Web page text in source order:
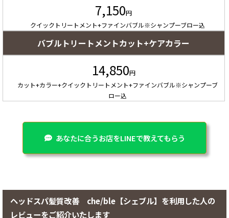
7,150円
クイックトリートメント+ファインバブル※シャンプーブロー込
バブルトリートメントカット+ケアカラー
14,850円
カット+カラー+クイックトリートメント+ファインバブル※シャンプーブ
ロー込
あなたに合うお店をLINEで教えてもらう
ヘッドスパ髪質改善 che/ble【シェブル】を利用した人の
レビューをご紹介いたします